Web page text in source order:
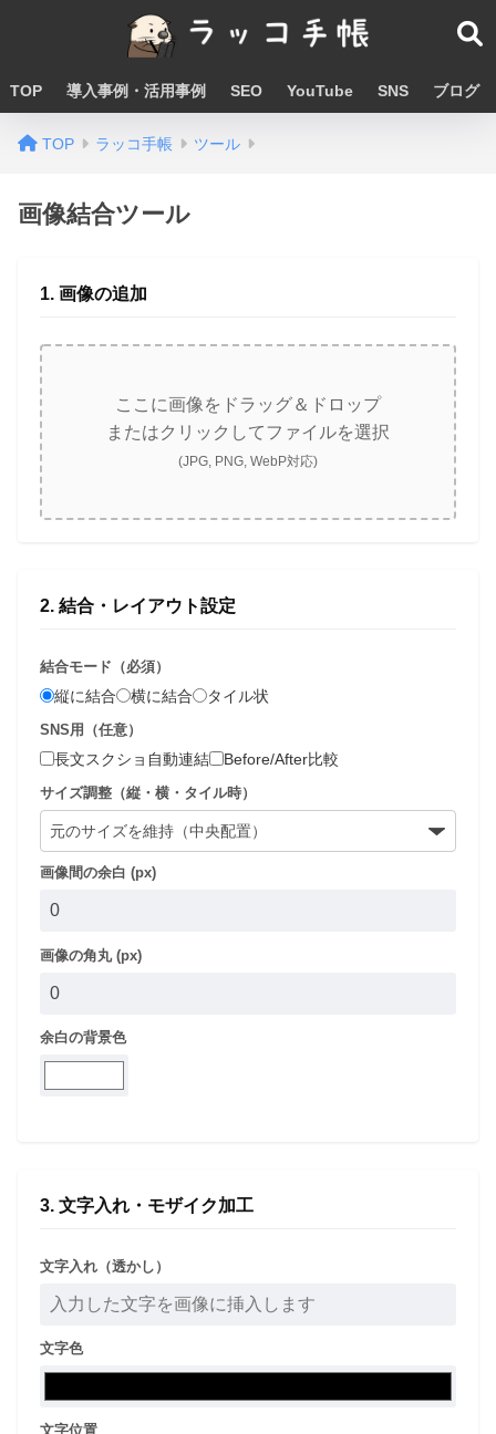
TOP 導入事例・活用事例 SEO YouTube SNS ブログ
TOP ラッコ手帳 ツール
画像結合ツール
1. 画像の追加
ここに画像をドラッグ＆ドロップ
またはクリックしてファイルを選択
(JPG, PNG, WebP対応)
2. 結合・レイアウト設定
結合モード（必須）
縦に結合 横に結合 タイル状
SNS用（任意）
長文スクショ自動連結 Before/After比較
サイズ調整（縦・横・タイル時）
画像間の余白 (px)
画像の角丸 (px)
余白の背景色
3. 文字入れ・モザイク加工
文字入れ（透かし）
文字色
文字位置